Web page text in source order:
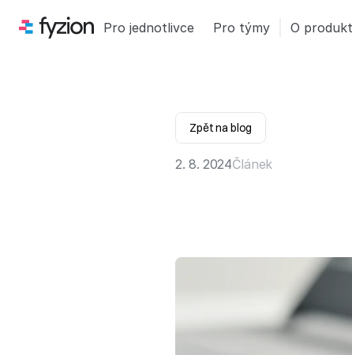
Pro jednotlivce Pro týmy O
Zpět na blog
2. 8. 2024Článek